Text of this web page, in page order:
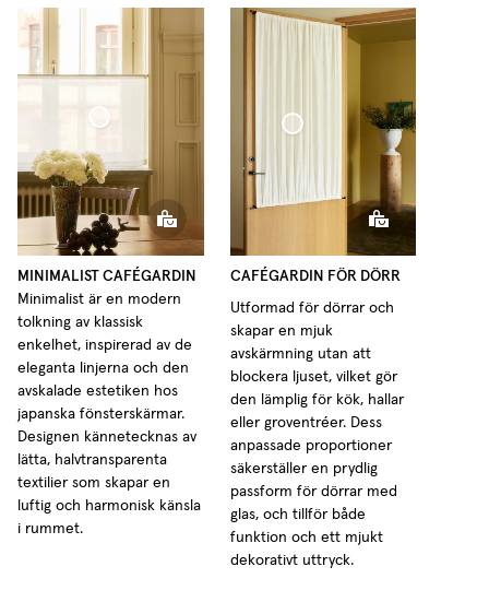
Minimalist Tunn Linne
MINIMALIST CAFÉGARDIN
Minimalist är en modern
tolkning av klassisk
enkelhet, inspirerad av de
eleganta linjerna och den
avskalade estetiken hos
japanska fönsterskärmar.
Designen kännetecknas av
lätta, halvtransparenta
textilier som skapar en
luftig och harmonisk känsla
i rummet.
Cafégardin Dörr Vävd Linne
CAFÉGARDIN FÖR DÖRR
Utformad för dörrar och
skapar en mjuk
avskärmning utan att
blockera ljuset, vilket gör
den lämplig för kök, hallar
eller groventréer. Dess
anpassade proportioner
säkerställer en prydlig
passform för dörrar med
glas, och tillför både
funktion och ett mjukt
dekorativt uttryck.